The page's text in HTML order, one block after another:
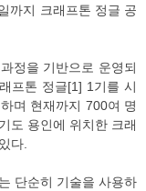
까지 크래프톤 정글 공
정을 기반으로 운영되
프톤 정글[1] 1기를 시
며 현재까지 700여 명
도 용인에 위치한 크래
다.
단순히 기술을 사용하